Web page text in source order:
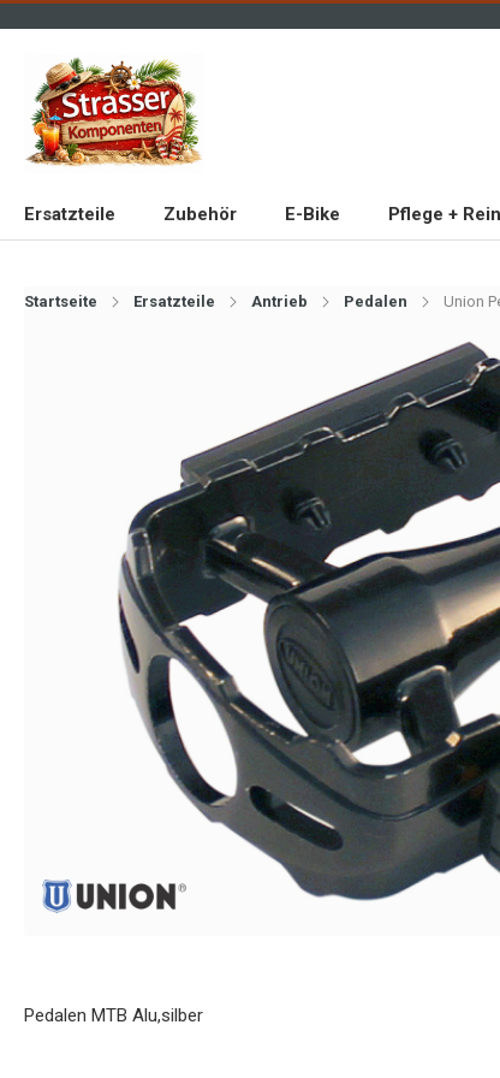
Ersatzteile Zubehör E-Bike Pflege +
Startseite Ersatzteile Antrieb Pedalen Union
Pedalen MTB Alu,silber